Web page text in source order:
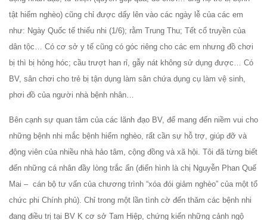
tật hiểm nghèo) cũng chỉ được dấy lên vào các ngày lễ của các em
như: Ngày Quốc tế thiếu nhi (1/6); rằm Trung Thu; Tết cổ truyền của
dân tộc… Có cơ sở y tế cũng có góc riêng cho các em nhưng đồ chơi
bị thì bị hỏng hóc; cầu trượt han rỉ, gẫy nát không sử dụng được… Có
BV, sân chơi cho trẻ bị tận dụng làm sân chứa dụng cụ làm vệ sinh,
phơi đồ của người nhà bệnh nhân…
Bên cạnh sự quan tâm của các lãnh đạo BV, để mang đến niềm vui cho
những bệnh nhi mắc bệnh hiểm nghèo, rất cần sự hỗ trợ, giúp đỡ và
động viên của nhiều nhà hảo tâm, cộng đồng và xã hội. Tôi đã từng biết
đến những cá nhân đầy lòng trắc ẩn (điển hình là chị Nguyễn Phan Quế
Mai – cán bộ tư vấn của chương trình “xóa đói giảm nghèo” của một tổ
chức phi Chính phủ). Chỉ trong một lần tình cờ đến thăm các bệnh nhi
đang điều trị tại BV K cơ sở Tam Hiệp, chứng kiến những cảnh ngộ